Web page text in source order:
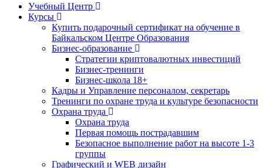
Учебный Центр
Курсы
Купить подарочный сертификат на обучение в
Байкальском Центре Образования
Бизнес-образование
Стратегии криптовалютных инвестиций
Бизнес-тренинги
Бизнес-школа 18+
Кадры и Управление персоналом, секретарь
Тренинги по охране труда и культуре безопасности
Охрана труда
Охрана труда
Первая помощь пострадавшим
Безопасное выполнение работ на высоте 1-3
группы
Графический и WEB дизайн